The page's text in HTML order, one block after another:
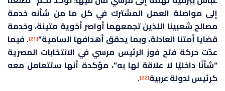
إلى مواصلة العمل المشترك في كل ما من شأنه خدمة
مصالح شعبينا اللذين تجمعهما أواصر أخوية متينة، وخدمة
قضايا أمتنا العادلة، وبما يحقق أهدافها السامية”[21]
. فيما
عدّت حركة فتح فوز الرئيس مرسي في الانتخابات المصرية
“شأنًا داخليًا لا علاقة لها به”، مؤكدة أنها ستتعامل معه
كرئيس لدولة عربية[22]
.